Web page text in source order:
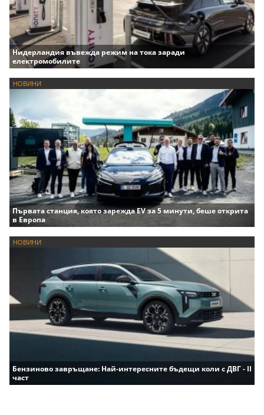
Нидерландия въвежда режим на тока заради
електромобилите
НОВИНИ
Първата станция, която зарежда EV за 5 минути, беше открита
в Европа
НОВИНИ
Бензиново завръщане: Най-интересните бъдещи коли с ДВГ - II
част